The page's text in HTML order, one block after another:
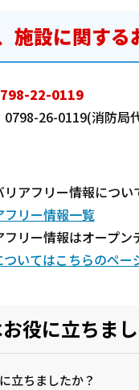
施設に関する
22-0119
0798-26-0119(消防局
アフリー情報につい
リー情報一覧
リー情報はオープン
いてはこちらのペー
役に立ちま
立ちましたか？